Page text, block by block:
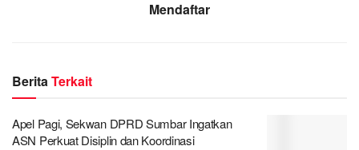
Mendaftar
BeritaTerkait
Apel Pagi, Sekwan DPRD Sumbar Ingatkan
ASN Perkuat Disiplin dan Koordinasi